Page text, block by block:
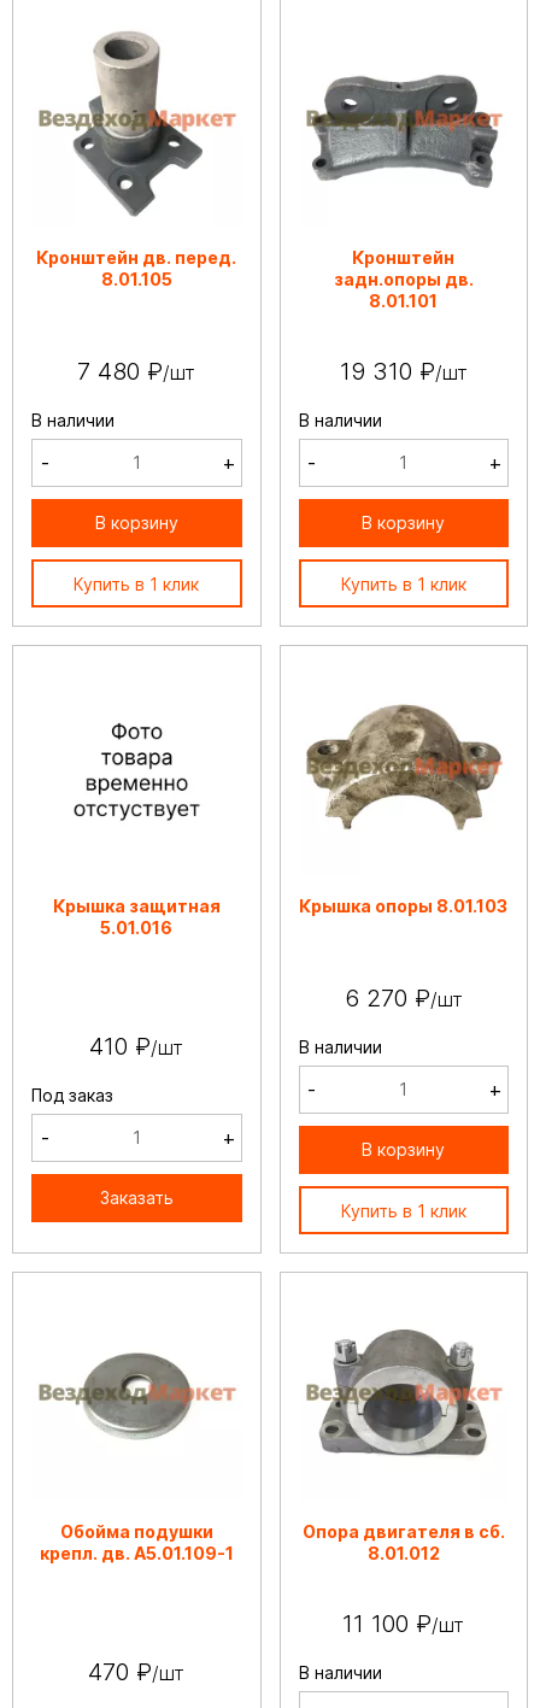
Кронштейн дв. перед.
8.01.105
7 480 ₽/шт
В наличии
- +
В корзину
Купить в 1 клик
Кронштейн
задн.опоры дв.
8.01.101
19 310 ₽/шт
В наличии
- +
В корзину
Купить в 1 клик
Крышка защитная
5.01.016
410 ₽/шт
Под заказ
- +
Заказать
Крышка опоры 8.01.103
6 270 ₽/шт
В наличии
- +
В корзину
Купить в 1 клик
Обойма подушки
крепл. дв. А5.01.109-1
470 ₽/шт
Опора двигателя в сб.
8.01.012
11 100 ₽/шт
В наличии